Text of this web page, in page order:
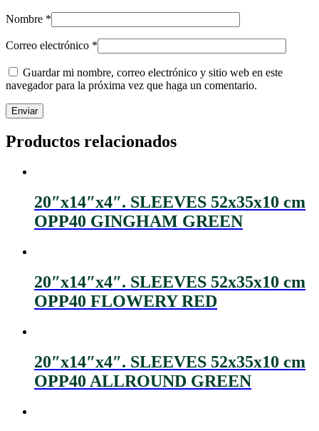
Nombre *
Correo electrónico *
Guardar mi nombre, correo electrónico y sitio web en este
navegador para la próxima vez que haga un comentario.
Productos relacionados
20″x14″x4″. SLEEVES 52x35x10 cm
OPP40 GINGHAM GREEN
20″x14″x4″. SLEEVES 52x35x10 cm
OPP40 FLOWERY RED
20″x14″x4″. SLEEVES 52x35x10 cm
OPP40 ALLROUND GREEN